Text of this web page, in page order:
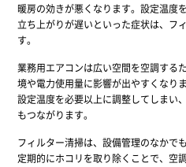
暖房の効きが悪くなります。設定温度
立ち上がりが遅いといった症状は、フ
す。
業務用エアコンは広い空間を空調する
境や電力使用量に影響が出やすくなり
設定温度を必要以上に調整してしまい
もつながります。
フィルター清掃は、設備管理のなかで
定期的にホコリを取り除くことで、空